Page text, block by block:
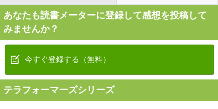
あなたも読書メーターに登録して感想を投稿して
みませんか？
今すぐ登録する（無料）
テラフォーマーズシリーズ